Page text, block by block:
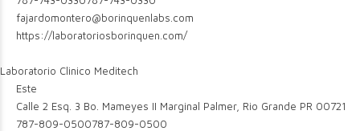
fajardomontero@borinquenlabs.com
https://laboratoriosborinquen.com/
Laboratorio Clinico Meditech
Este
Calle 2 Esq. 3 Bo. Mameyes II Marginal Palmer, Rio Grande PR 00721
787-809-0500787-809-0500